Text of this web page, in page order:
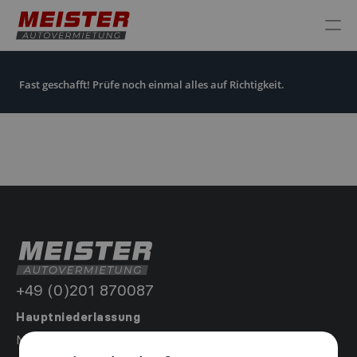
Fahrzeug mieten
Über uns
Kontakt
Fast geschafft! Prüfe noch einmal alles auf Richtigkeit.
+49 (0)201 870087
Hauptniederlassung
Meister Autovermietung